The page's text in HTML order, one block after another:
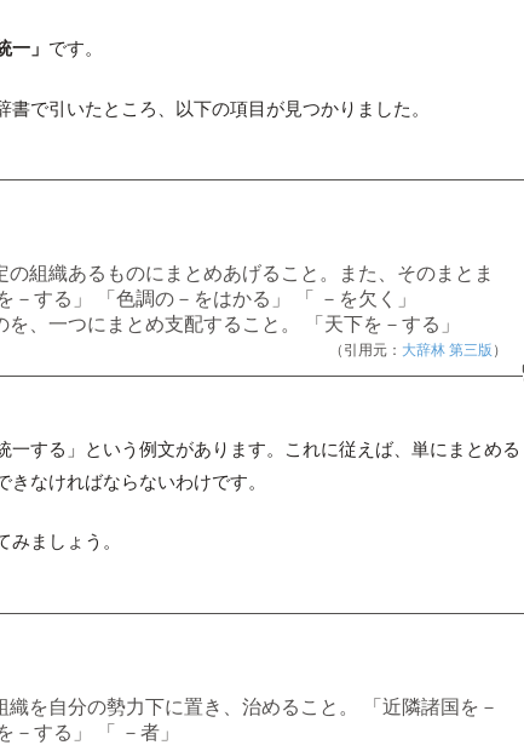
一」 です。
書で引いたところ、以下の項目が見つかりました。
の組織あるものにまとめあげること。また、そのまとま
－する」 「色調の－をはかる」 「 －を欠く」
、一つにまとめ支配すること。 「天下を－する」
（引用元： 大辞林 第三版 ）
する」という例文があります。これに従えば、単にまとめる
きなければならないわけです。
みましょう。
を自分の勢力下に置き、治めること。 「近隣諸国を－
－する」 「 －者」